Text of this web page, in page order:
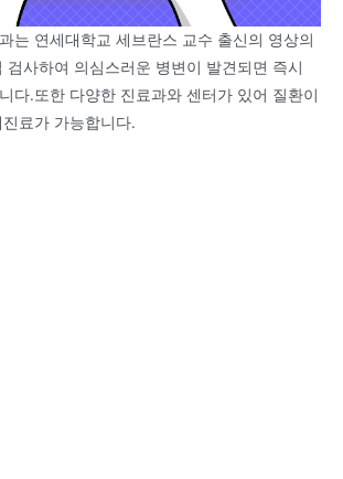
는 연세대학교 세브란스 교수 출신의 영상의
검사하여 의심스러운 병변이 발견되면 즉시
다.또한 다양한 진료과와 센터가 있어 질환이
료가 가능합니다.